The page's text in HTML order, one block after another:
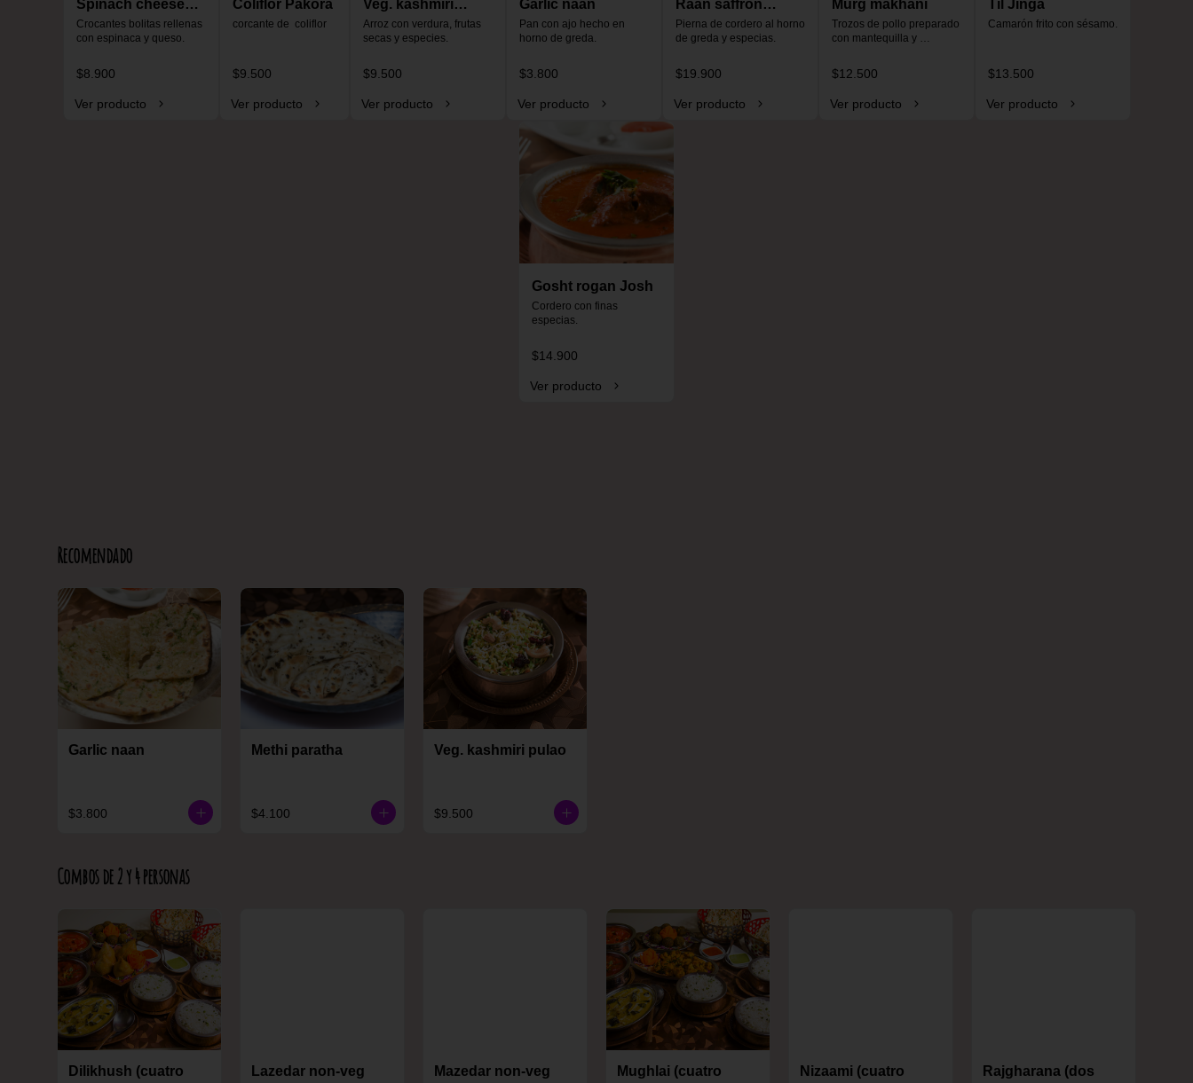
Spinach cheese
ball
Crocantes bolitas rellenas
con espinaca y queso.
$8.900
Ver producto
Coliflor Pakora
corcante de  coliflor
$9.500
Ver producto
Veg. kashmiri
pulao
Arroz con verdura, frutas
secas y especies.
$9.500
Ver producto
Garlic naan
Pan con ajo hecho en
horno de greda.
$3.800
Ver producto
Raan saffron
special
Pierna de cordero al horno
de greda y especias.
$19.900
Ver producto
Murg makhani
Trozos de pollo preparado
con mantequilla y
niños, no es picante.
$12.500
Ver producto
Til Jinga
Camarón frito con sésamo.
$13.500
Ver producto
Gosht rogan Josh
Cordero con finas
especias.
$14.900
Ver producto
Recomendado
Garlic naan
$3.800
Methi paratha
$4.100
Veg. kashmiri pulao
$9.500
Combos de 2 y 4 personas
Dilikhush (cuatro
Lazedar non-veg
Mazedar non-veg
Mughlai (cuatro
Nizaami (cuatro
Rajgharana (dos